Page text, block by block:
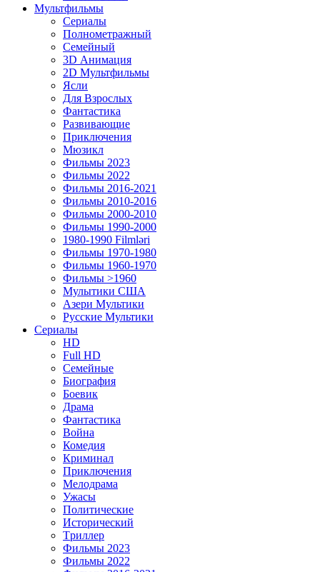
Мультфильмы
Сериалы
Полнометражный
Семейный
3D Анимация
2D Мультфильмы
Ясли
Для Взрослых
Фантастика
Развивающие
Приключения
Мюзикл
Фильмы 2023
Фильмы 2022
Фильмы 2016-2021
Фильмы 2010-2016
Фильмы 2000-2010
Фильмы 1990-2000
1980-1990 Filmləri
Фильмы 1970-1980
Фильмы 1960-1970
Фильмы >1960
Мулытики США
Азери Мультики
Русские Мультики
Сериалы
HD
Full HD
Семейные
Биография
Боевик
Драма
Фантастика
Война
Комедия
Криминал
Приключения
Мелодрама
Ужасы
Политические
Исторический
Tриллер
Фильмы 2023
Фильмы 2022